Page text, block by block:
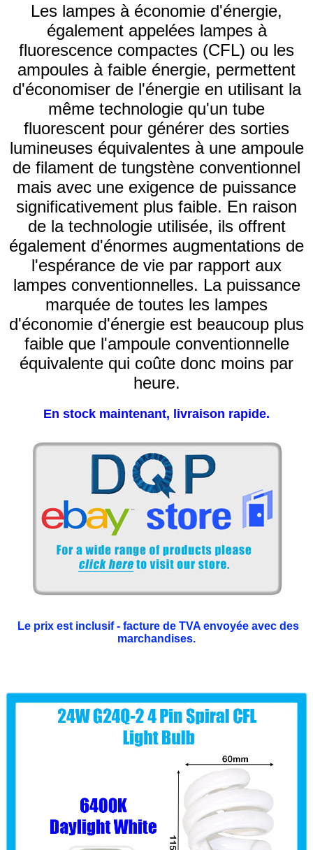
Les lampes à économie d'énergie,
également appelées lampes à
fluorescence compactes (CFL) ou les
ampoules à faible énergie, permettent
d'économiser de l'énergie en utilisant la
même technologie qu'un tube
fluorescent pour générer des sorties
lumineuses équivalentes à une ampoule
de filament de tungstène conventionnel
mais avec une exigence de puissance
significativement plus faible. En raison
de la technologie utilisée, ils offrent
également d'énormes augmentations de
l'espérance de vie par rapport aux
lampes conventionnelles. La puissance
marquée de toutes les lampes
d'économie d'énergie est beaucoup plus
faible que l'ampoule conventionnelle
équivalente qui coûte donc moins par
heure.
En stock maintenant, livraison rapide.
Le prix est inclusif - facture de TVA envoyée avec des
marchandises.